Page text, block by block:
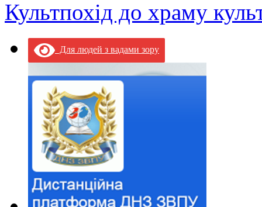
Культпохід до храму
Для людей з вадами зору